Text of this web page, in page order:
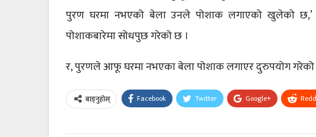
पुरण घरमा नभएको बेला उनले पोशाक लगाएको खुलेको
पोशाकबारेमा सोधपुछ गरेको छ ।
र, पुरणले आफू घरमा नभएका बेला पोशाक लगाएर दुरुपयोग गरेको
बाड्नुहोस् Facebook Twitter Google+